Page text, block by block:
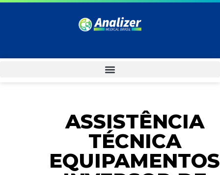
ASSISTÊNCIA
TÉCNICA
EQUIPAMENTOS